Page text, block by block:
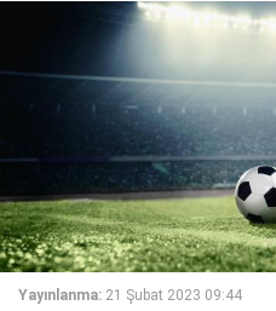
Yayınlanma: 21 Şubat 2023 09:44